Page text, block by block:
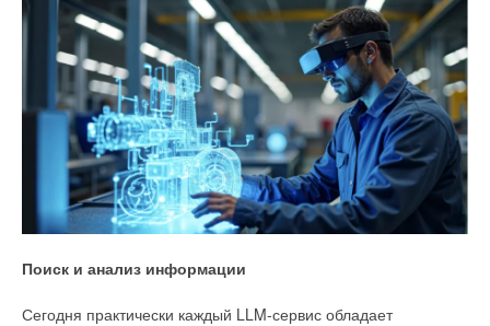
Поиск и анализ информации
Сегодня практически каждый LLM-сервис обладает
обеспечения водой мельничного комплекса Барбегаль
Barbegal). Этот промышленный комплекс с 16 водяными
колёсами, расположенными в два ряда по восемь на каждой
стороне, представлял собой крупнейшую известную
концентрацию механической энергии в античном мире.